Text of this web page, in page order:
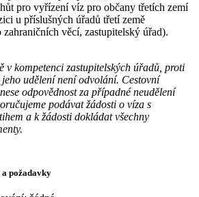
pro vyřízení víz pro občany třetích zemí
u příslušných úřadů třetí země
zahraničních věcí, zastupitelský úřad).
v kompetenci zastupitelských úřadů, proti
udělení není odvolání. Cestovní
odpovědnost za případné neudělení
podávat žádosti o víza s
a k žádosti dokládat všechny
požadavky